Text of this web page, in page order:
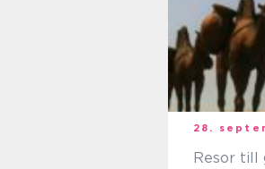
28.
Resor till